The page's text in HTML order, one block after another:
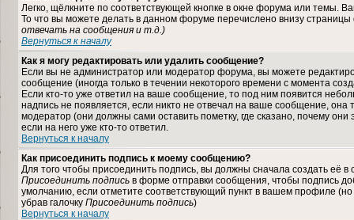
Легко, щёлкните по соответствующей кнопке в окне форума или темы.
То что вы можете делать в данном форуме перечислено внизу
отвечать на сообщения и т.д.)
Вернуться к началу
Как я могу редактировать или удалить сообщение?
Если вы не администратор или модератор форума, вы можете
сообщение (иногда только в течении некоторого времени с момента
Если кто-то уже ответил на ваше сообщение, то под ним появится
надпись не появляется, если никто не отвечал на ваше сообщение,
модератор (они должны сами оставить пометку, где сказано, почему
если на него уже кто-то ответил.
Вернуться к началу
Как присоединить подпись к моему сообщению?
Для того чтобы присоединить подпись, вы должны сначала создать её
Присоединить подпись в форме отправки сообщения, чтобы подпись
умолчанию, если отметите соответствующий пункт в вашем профиле
убрав галочку Присоединить подпись)
Вернуться к началу